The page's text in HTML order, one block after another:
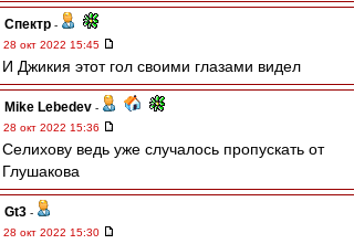
Спектр -
28 окт 2022 15:45
И Джикия этот гол своими глазами видел
Mike Lebedev -
28 окт 2022 15:36
Селихову ведь уже случалось пропускать от
Глушакова
Gt3 -
28 окт 2022 15:30